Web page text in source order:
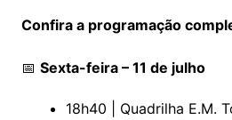
Confira a programação
📅 Sexta-feira – 11 de julho
18h40 | Quadrilha E.M.